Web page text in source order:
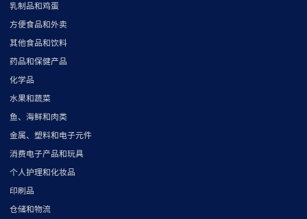
乳制品和鸡蛋
方便食品和外卖
其他食品和饮料
药品和保健产品
化学品
水果和蔬菜
鱼、海鲜和肉类
金属、塑料和电子元件
消费电子产品和玩具
个人护理和化妆品
印刷品
仓储和物流